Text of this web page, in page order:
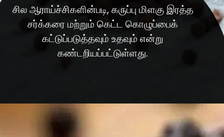
சில ஆராய்ச்சிகளின்படி, கருப்பு மிளகு இரத்த
சர்க்கரை மற்றும் கெட்ட கொழுப்பைக்
கட்டுப்படுத்தவும் உதவும் என்று